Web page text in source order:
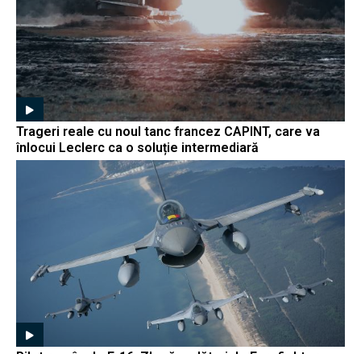
Trageri reale cu noul tanc francez CAPINT, care va
înlocui Leclerc ca o soluție intermediară